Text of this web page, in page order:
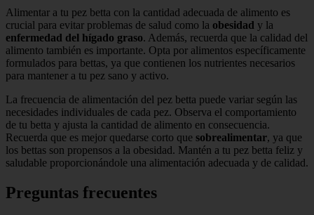
Alimentar a tu pez betta con la cantidad adecuada de alimento es
crucial para evitar problemas de salud como la obesidad y la
enfermedad del hígado graso. Además, recuerda que la calidad del
alimento también es importante. Opta por alimentos específicamente
formulados para bettas, ya que contienen los nutrientes necesarios
para mantener a tu pez sano y activo.
La frecuencia de alimentación del pez betta puede variar según las
necesidades individuales de cada pez. Observa el comportamiento
de tu betta y ajusta la cantidad de alimento en consecuencia.
Recuerda que es mejor quedarse corto que sobrealimentar, ya que
los bettas son propensos a la obesidad. Mantén a tu pez betta feliz y
saludable proporcionándole una alimentación adecuada y de calidad.
Preguntas frecuentes